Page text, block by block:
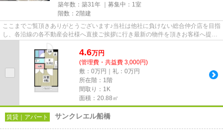
築年数：築31年 ｜募集中： 1室
階数：2階建
ここまでご覧頂きありがとうございます♪当社は他社に負けない総合仲介店を目指
し、各沿線の各不動産会社様へ直接ご挨拶に行き最新の物件を頂きお客様へ提供
しております！最新の情報は...
4.6万円
(管理費・共益費 3,000円)
敷：0万円｜礼：0万円
所在階：1階
間取り：1K
面積：20.88㎡
賃貸｜アパート サンクレエル船橋